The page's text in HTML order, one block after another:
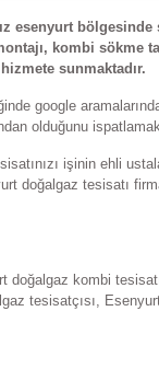
esenyurt
kombi sökme
sunmaktadır.
google
olduğunu
işinin ehli
doğalgaz tesisatı
doğalgaz kombi
tesisatçısı,